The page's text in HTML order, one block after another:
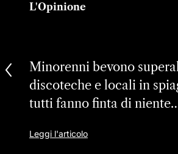
L'Opinione
Minorenni bevono
discoteche e locali in
tutti fanno finta di
Leggi l'articolo